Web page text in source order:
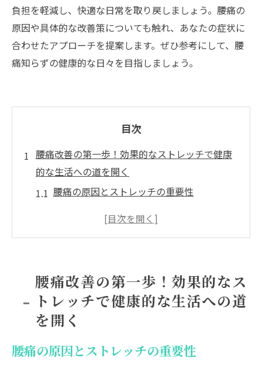
負担を軽減し、快適な日常を取り戻しましょう。腰痛の
原因や具体的な改善策についても触れ、あなたの症状に
合わせたアプローチを提案します。ぜひ参考にして、腰
痛知らずの健康的な日々を目指しましょう。
目次
腰痛改善の第一歩！効果的なストレッチで健康
的な生活への道を開く
腰痛の原因とストレッチの重要性
ストレッチが腰痛に与える具体的な効果
ストレッチ前後の注意点と効果的な方法
継続的なストレッチで腰痛改善を目指す
腰痛を和らげる簡単ストレッチ法日常生活での
取り入れ方
腰痛改善の第一歩！効果的なス
トレッチで健康的な生活への道
を開く
腰痛の原因とストレッチの重要性